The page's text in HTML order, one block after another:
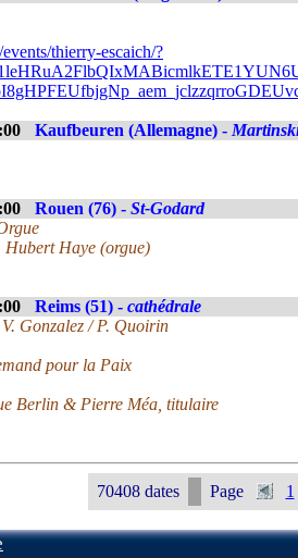
thierry-escaich/?
Kaufbeuren (Allemagne) -
Rouen (76) - St-Godard
Haye (orgue)
Reims (51) - cathédrale
Gonzalez / P. Quoirin
pour la Paix
Berlin & Pierre Méa, titulaire
70408 dates Page 1